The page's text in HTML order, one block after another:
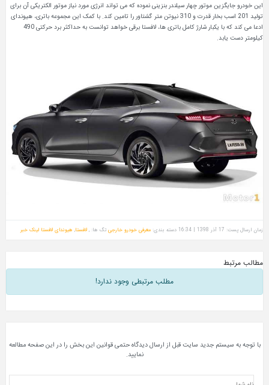
این خودرو جایگزین موتور چهار سیلندر بنزینی نموده که می تواند انرژی مورد نیاز موتور الکتریکی آن برای
تولید 201 اسب بخار قدرت و 310 نیوتن متر گشتاور را تامین کند. با کمک این مجموعه باتری، هیوندای
ادعا می کند که با یکبار شارژ کامل باتری ها، لافستا برقی خواهد توانست به حداکثر برد حرکتی 490
کیلومتر دست یابد.
زمان ارسال پست: 17 آذر 1398 | 16:34 دسته بندی: معرفی خودرو خارجی تگ ها: , لافستا, هیوندای لافستا لینک خبر
مطالب مرتبط
مطلب مرتبطی وجود ندارد!
با توجه به سیستم جدید سایت قبل از ارسال دیدگاه حتمی قوانین این بخش را در این صفحه مطالعه
نمایید.